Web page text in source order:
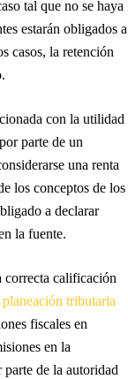
tal que no se haya
estarán obligados a
casos, la retención
con la utilidad
parte de un
una renta
los conceptos de los
a declarar
la fuente.
correcta calificación
planeación tributaria
fiscales en
en la
de la autoridad